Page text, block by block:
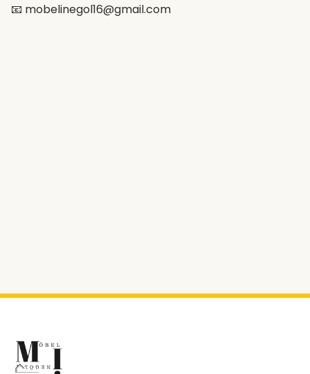
📧 mobelinegol16@gmail.com